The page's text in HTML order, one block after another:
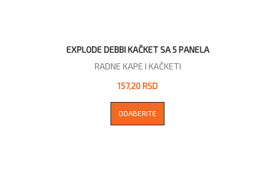
EXPLODE DEBBI KAČKET SA 5 PANELA
RADNE KAPE I KAČKETI
157,20 RSD
ODABERITE